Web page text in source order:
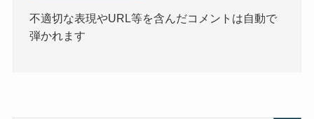
不適切な表現やURL等を含んだコメントは自動で
弾かれます